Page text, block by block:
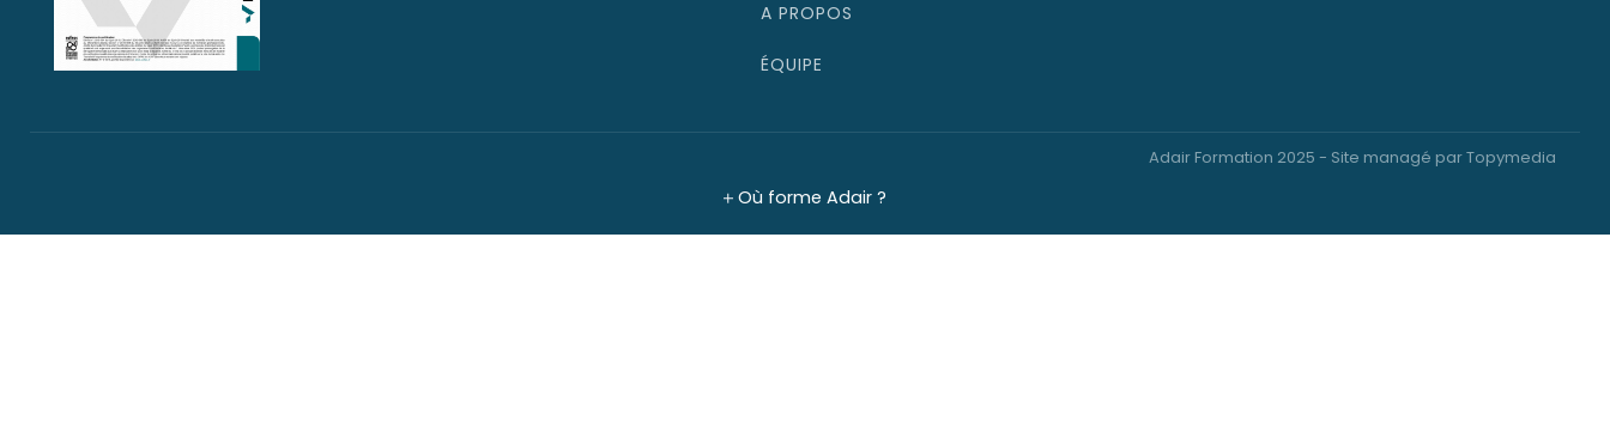
A PROPOS
ÉQUIPE
Adair Formation 2025 - Site managé par Topymedia
Où forme Adair ?